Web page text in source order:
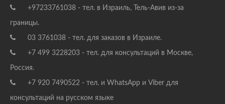
+97233761038 - тел. в Израиль, Тель-Авив из-за
границы.
03 3761038 - тел. для заказов в Израиле.
+7 499 3228203 - тел. для консультаций в Москве,
Россия.
+7 920 7490522 - тел. и WhatsApp и Viber для
консультаций на русском языке